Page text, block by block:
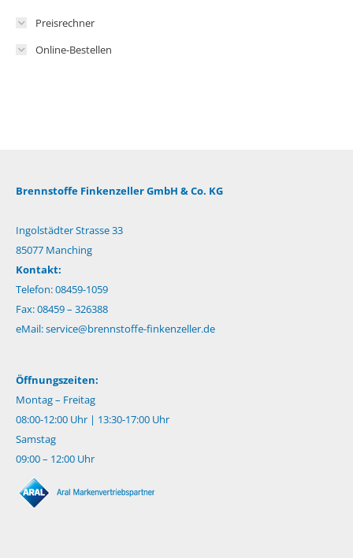
Preisrechner
Online-Bestellen
Brennstoffe Finkenzeller GmbH & Co. KG
Ingolstädter Strasse 33
85077 Manching
Kontakt:
Telefon: 08459-1059
Fax: 08459 – 326388
eMail:service@brennstoffe-finkenzeller.de
Öffnungszeiten:
Montag – Freitag
08:00-12:00 Uhr | 13:30-17:00 Uhr
Samstag
09:00 – 12:00 Uhr